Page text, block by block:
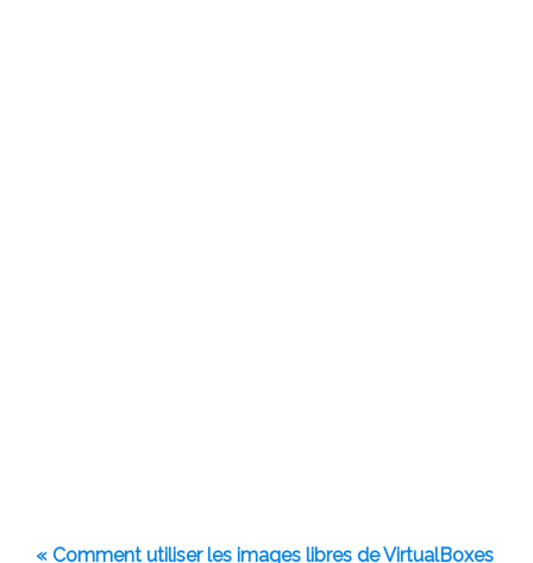
« Comment utiliser les images libres de VirtualBoxes